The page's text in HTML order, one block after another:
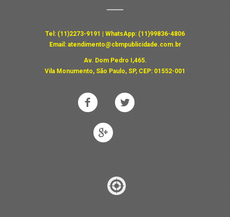
Tel: (11)2273-9191 | WhatsApp: (11)99836-4806
Email: atendimento@cbmpublicidade.com.br
Av. Dom Pedro I,465.
Vila Monumento, São Paulo, SP, CEP: 01552-001